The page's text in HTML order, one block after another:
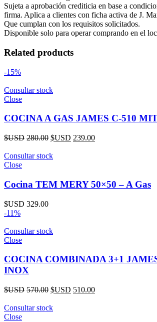
Sujeta a aprobación crediticia en base a
firma. Aplica a clientes con ficha activa de J.
Que cumplan con los requisitos solicitados.
Disponible solo para operar comprando en el
Related products
-15%
Consultar stock
Close
COCINA A GAS JAMES C-510
$USD 280.00 $USD 239.00
Consultar stock
Close
Cocina TEM MERY 50×50 – A Gas
$USD 329.00
-11%
Consultar stock
Close
COCINA COMBINADA 3+1
INOX
$USD 570.00 $USD 510.00
Consultar stock
Close